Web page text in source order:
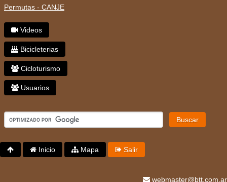
Permutas - CANJE
Videos
Bicicleterias
Cicloturismo
Usuarios
Buscar
Inicio Mapa Salir
webmaster@btt.com.ar